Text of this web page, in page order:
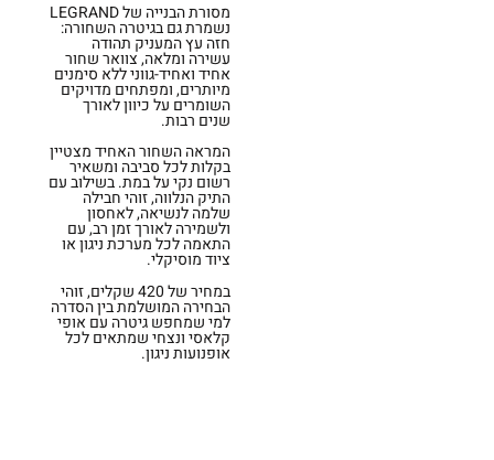
מסורת הבנייה של LEGRAND
נשמרת גם בגיטרה השחורה:
חזה עץ המעניק תהודה
עשירה ומלאה, צוואר שחור
אחיד ואחיד-גווני ללא סימנים
מיותרים, ומפתחים מדויקים
השומרים על כיוון לאורך
שנים רבות.
המראה השחור האחיד מצטיין
בקלות לכל סביבה ומשאיר
רשום נקי על במת. בשילוב עם
התיק הנלווה, זוהי חבילה
שלמה לנשיאה, לאחסון
ולשמירה לאורך זמן רב, עם
התאמה לכל מערכת ניגון או
ציוד מוסיקלי.
במחיר של 420 שקלים, זוהי
הבחירה המושלמת בין הסדרה
למי שמחפש גיטרה עם אופי
קלאסי ונצחי שמתאים לכל
אופנועות ניגון.